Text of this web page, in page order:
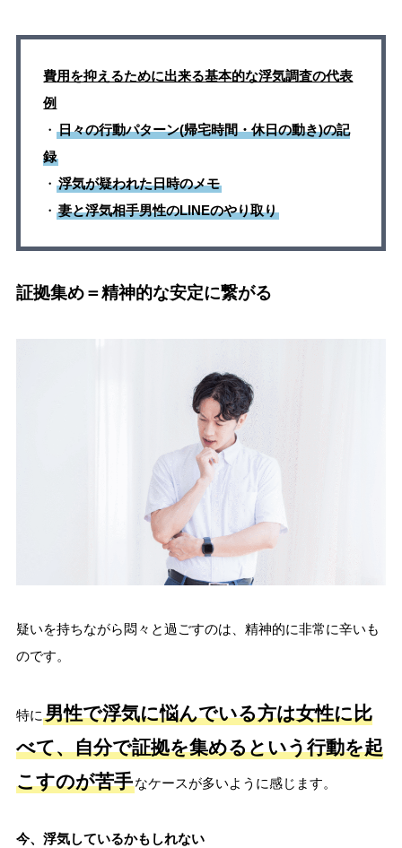
費用を抑えるために出来る基本的な浮気調査の代表
例
・日々の行動パターン(帰宅時間・休日の動き)の記
録
・浮気が疑われた日時のメモ
・妻と浮気相手男性のLINEのやり取り
証拠集め＝精神的な安定に繋がる
疑いを持ちながら悶々と過ごすのは、精神的に非常に辛いも
のです。
特に 男性で浮気に悩んでいる方は女性に比
べて、自分で証拠を集めるという行動を起
こすのが苦手なケースが多いように感じます。
今、浮気しているかもしれない